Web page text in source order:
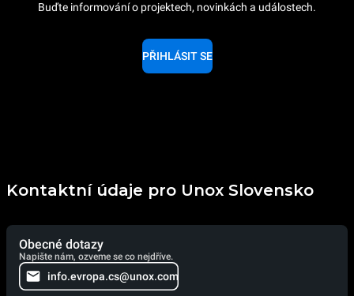
Buďte informování o projektech, novinkách a událostech.
PŘIHLÁSIT SE
Kontaktní údaje pro Unox Slovensko
Obecné dotazy
Napište nám, ozveme se co nejdříve.
info.evropa.cs@unox.com